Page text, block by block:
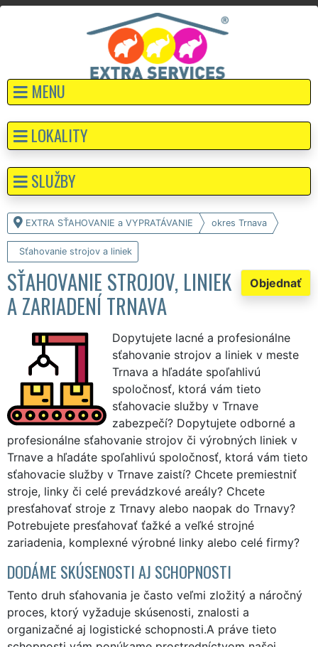
MENU
EXTRA SŤAHOVANIE a VYPRATÁVANIE okres Trnava
Sťahovanie strojov a liniek
Objednať
SŤAHOVANIE STROJOV, LINIEK
A ZARIADENÍ TRNAVA
Dopytujete lacné a profesionálne
sťahovanie strojov a liniek v meste
Trnava a hľadáte spoľahlivú
spoločnosť, ktorá vám tieto
sťahovacie služby v Trnave
zabezpečí? Dopytujete odborné a
profesionálne sťahovanie strojov či výrobných liniek v
Trnave a hľadáte spoľahlivú spoločnosť, ktorá vám tieto
sťahovacie služby v Trnave zaistí? Chcete premiestniť
stroje, linky či celé prevádzkové areály? Chcete
presťahovať stroje z Trnavy alebo naopak do Trnavy?
Potrebujete presťahovať ťažké a veľké strojné
zariadenia, komplexné výrobné linky alebo celé firmy?
DODÁME SKÚSENOSTI AJ SCHOPNOSTI
Tento druh sťahovania je často veľmi zložitý a náročný
proces, ktorý vyžaduje skúsenosti, znalosti a
organizačné aj logistické schopnosti.A práve tieto
LOKALITY
SLUŽBY